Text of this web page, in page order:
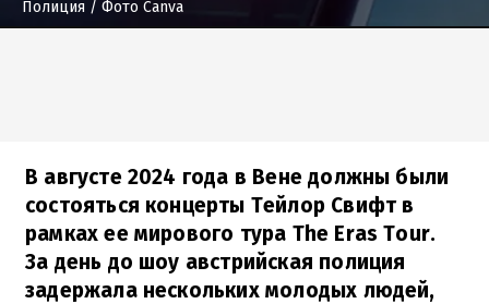
Полиция / Фото Canva
В августе 2024 года в Вене должны были
состояться концерты Тейлор Свифт в
рамках ее мирового тура The Eras Tour.
За день до шоу австрийская полиция
задержала нескольких молодых людей,